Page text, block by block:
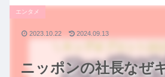
ニッポンの社長なぜ
エンタメ
2023.10.22 2024.09.13